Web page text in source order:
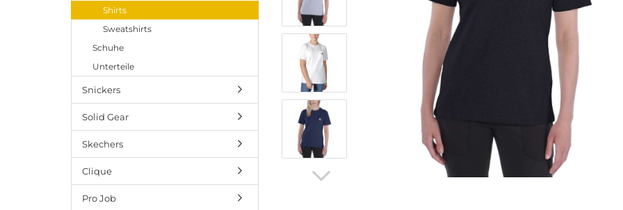
Shirts
Sweatshirts
Schuhe
Unterteile
Snickers
Solid Gear
Skechers
Clique
Pro Job